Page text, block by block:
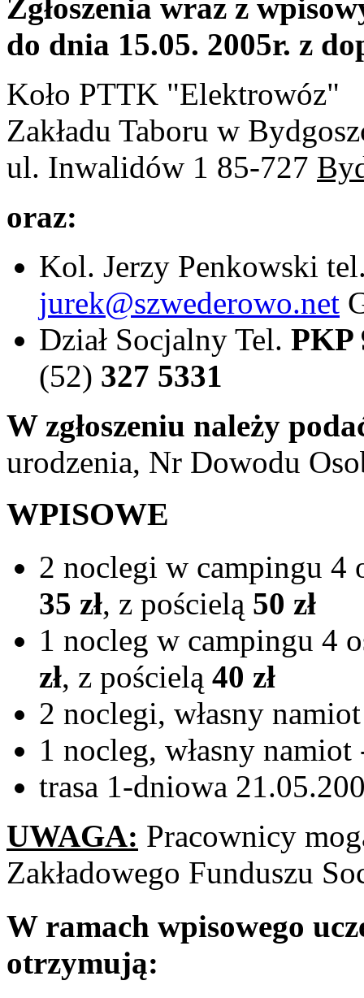
Zgłoszenia wraz z
do dnia 15.05. 2005r. z
Koło PTTK "Elektrowóz"
Zakładu Taboru w
ul. Inwalidów 1 85-727
oraz:
Kol. Jerzy Penkowski
jurek@szwederowo.net
Dział Socjalny Tel. PKP
(52) 327 5331
W zgłoszeniu należy
urodzenia, Nr Dowodu
WPISOWE
2 noclegi w campingu 4
35 zł, z pościelą 50 zł
1 nocleg w campingu 4
zł, z pościelą 40 zł
2 noclegi, własny
1 nocleg, własny
trasa 1-dniowa
UWAGA: Pracownicy
Zakładowego Funduszu
W ramach wpisowego
otrzymują: